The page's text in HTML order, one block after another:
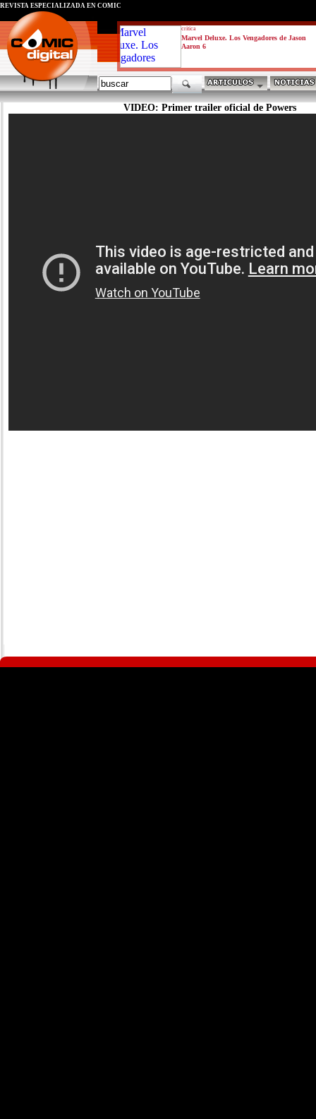
critica
Marvel Deluxe. Los Vengadores de Jason
Aaron 6
REVISTA ESPECIALIZADA EN CÓMIC
VIDEO: Primer trailer oficial de Powers